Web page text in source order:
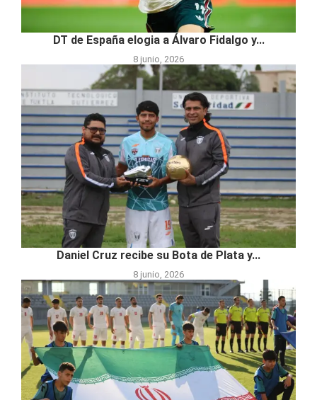
DT de España elogia a Álvaro Fidalgo y...
8 junio, 2026
Daniel Cruz recibe su Bota de Plata y...
8 junio, 2026